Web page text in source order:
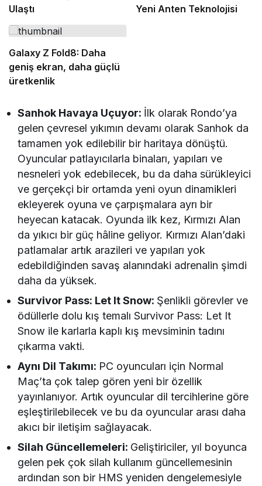
Ulaştı
Yeni Anten Teknolojisi
Galaxy Z Fold8: Daha
geniş ekran, daha güçlü
üretkenlik
Sanhok Havaya Uçuyor: İlk olarak Rondo’ya
gelen çevresel yıkımın devamı olarak Sanhok da
tamamen yok edilebilir bir haritaya dönüştü.
Oyuncular patlayıcılarla binaları, yapıları ve
nesneleri yok edebilecek, bu da daha sürükleyici
ve gerçekçi bir ortamda yeni oyun dinamikleri
ekleyerek oyuna ve çarpışmalara ayrı bir
heyecan katacak. Oyunda ilk kez, Kırmızı Alan
da yıkıcı bir güç hâline geliyor. Kırmızı Alan’daki
patlamalar artık arazileri ve yapıları yok
edebildiğinden savaş alanındaki adrenalin şimdi
daha da yüksek.
Survivor Pass: Let It Snow: Şenlikli görevler ve
ödüllerle dolu kış temalı Survivor Pass: Let It
Snow ile karlarla kaplı kış mevsiminin tadını
çıkarma vakti.
Aynı Dil Takımı: PC oyuncuları için Normal
Maç’ta çok talep gören yeni bir özellik
yayınlanıyor. Artık oyuncular dil tercihlerine göre
eşleştirilebilecek ve bu da oyuncular arası daha
akıcı bir iletişim sağlayacak.
Silah Güncellemeleri: Geliştiriciler, yıl boyunca
gelen pek çok silah kullanım güncellemesinin
ardından son bir HMS yeniden dengelemesiyle